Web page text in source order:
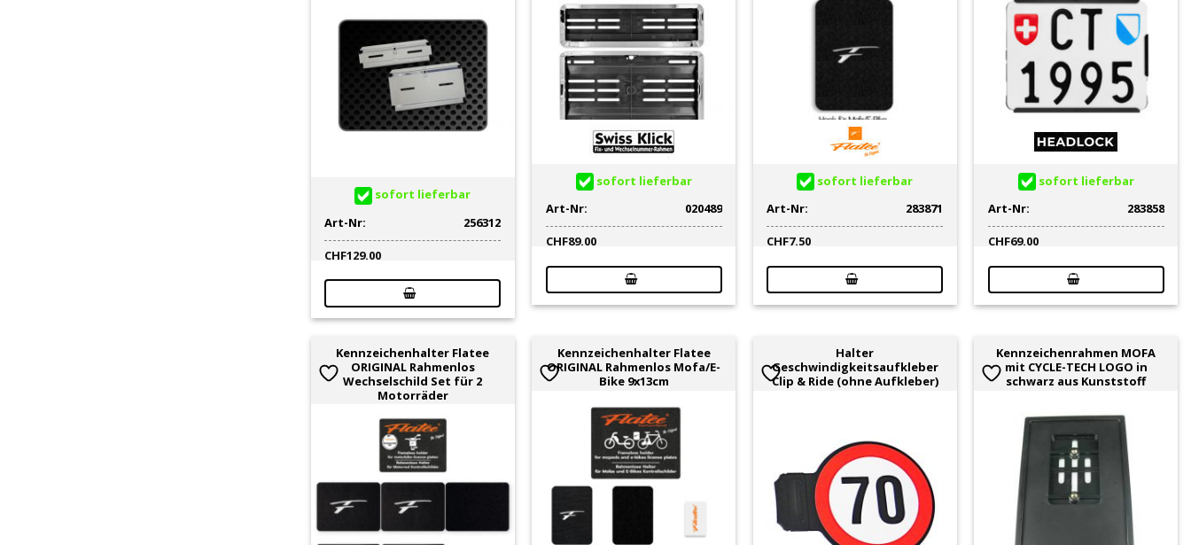
sofort lieferbar
Art-Nr:
256312
CHF129.00
sofort lieferbar
Art-Nr:
020489
CHF89.00
sofort lieferbar
Art-Nr:
283871
CHF7.50
sofort lieferbar
Art-Nr:
283858
CHF69.00
Kennzeichenhalter Flatee
ORIGINAL Rahmenlos
Wechselschild Set für 2
Motorräder
Kennzeichenhalter Flatee
ORIGINAL Rahmenlos Mofa/E-
Bike 9x13cm
Halter
Geschwindigkeitsaufkleber
Clip & Ride (ohne Aufkleber)
Kennzeichenrahmen MOFA
mit CYCLE-TECH LOGO in
schwarz aus Kunststoff